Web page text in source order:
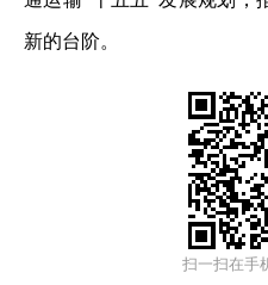
新的台阶。
扫一扫在手